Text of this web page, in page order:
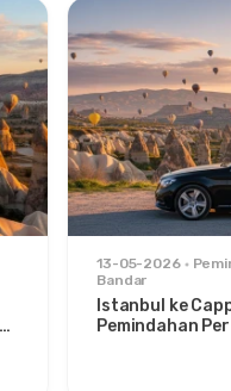
13-05-2026
Bandar
Istanbul ke
Pemindahan